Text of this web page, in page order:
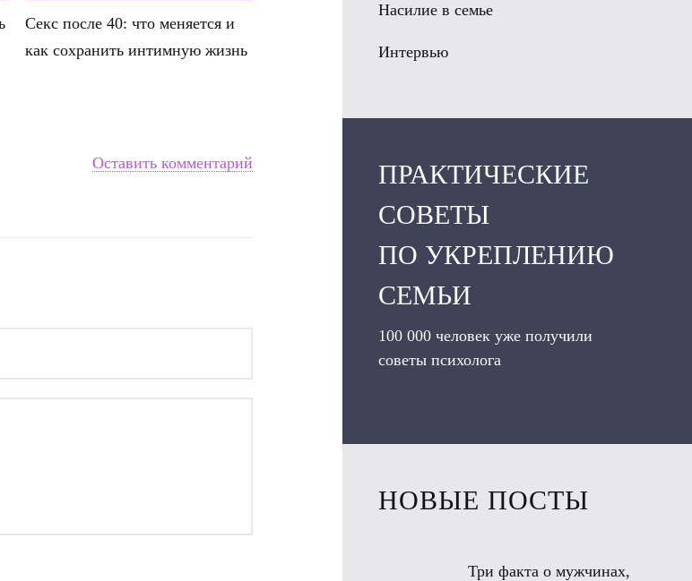
Секс после 40: что меняется и
как сохранить интимную жизнь
Оставить комментарий
Насилие в семье
Интервью
ПРАКТИЧЕСКИЕ
СОВЕТЫ
ПО УКРЕПЛЕНИЮ
СЕМЬИ
100 000 человек уже получили
советы психолога
НОВЫЕ ПОСТЫ
Три факта о мужчинах,